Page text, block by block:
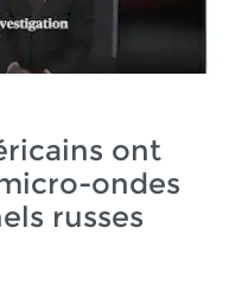
ont
ondes
russes